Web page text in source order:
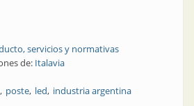
servicios y normativas
de: Italavia
poste led industria argentina